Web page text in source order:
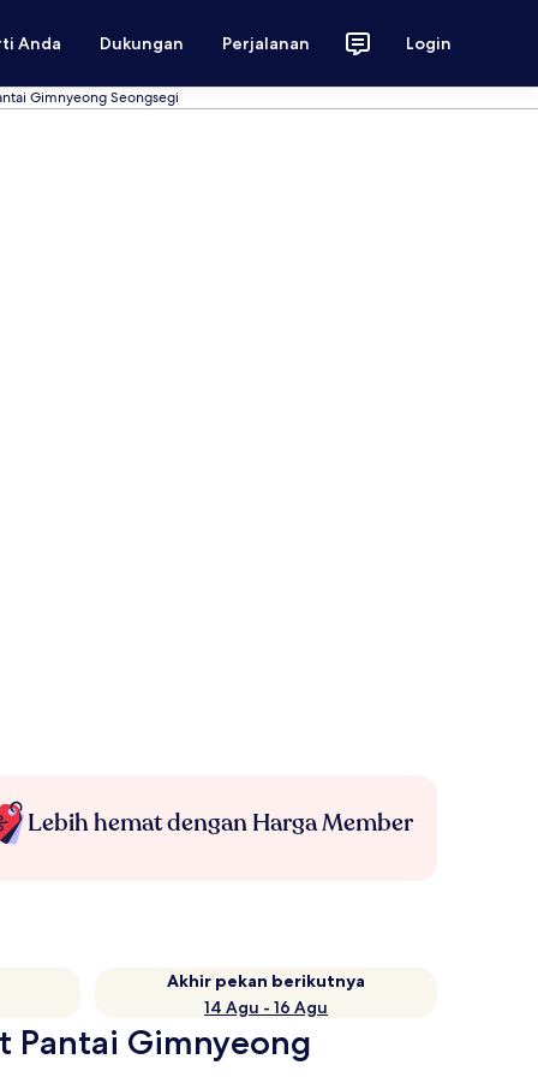
Anda Dukungan Perjalanan Login
Gimnyeong Seongsegi
Lebih hemat dengan Harga Member
Akhir pekan berikutnya
14 Agu - 16 Agu
Pantai Gimnyeong